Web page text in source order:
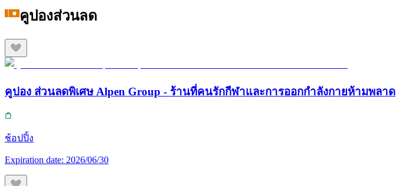
คูปองส่วนลด
คูปอง ส่วนลดพิเศษ Alpen Group - ร้านที่คนรักกีฬาและการออกกำลังกายห้ามพลาด
ช้อปปิ้ง
Expiration date: 2026/06/30